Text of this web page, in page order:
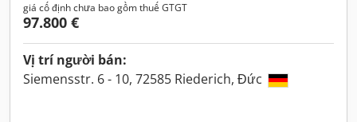
giá cố định chưa bao gồm thuế GTGT
97.800 €
Vị trí người bán:
Siemensstr. 6 - 10, 72585 Riederich, Đức